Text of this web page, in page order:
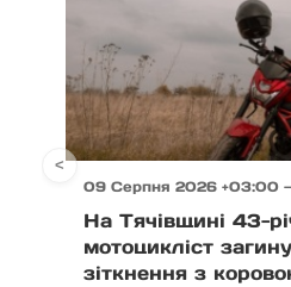
09 Серпня 2026 +03:00
На Тячівщині 43-
мотоцикліст
зіткнення з
<